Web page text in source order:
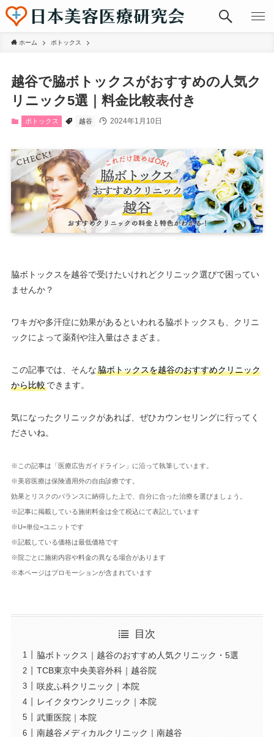
ホーム ボトックス
越谷で脇ボトックスがおすすめの人気ク
リニック5選｜料金比較表付き
ボトックス 越谷 2024年1月10日
脇ボトックスを越谷で受けたいけれどクリニック選びで困ってい
ませんか？
ワキガや多汗症に効果があるといわれる脇ボトックスも、クリニ
ックによって薬剤や注入量はさまざま。
この記事では、そんな脇ボトックスを越谷のおすすめクリニック
から比較できます。
気になったクリニックがあれば、ぜひカウンセリングに行ってく
ださいね。
※この記事は「医療広告ガイドライン」に沿って執筆しています。
※美容医療は保険適用外の自由診療です。
効果とリスクのバランスに納得した上で、自分に合った治療を選びましょう。
※記事に掲載している施術料金は全て税込にて表記しています
※U=単位=ユニットです
※記載している価格は最低価格です
※院ごとに施術内容や料金の異なる場合があります
※本ページはプロモーションが含まれています
目次
脇ボトックス｜越谷のおすすめ人気クリニック・5選
TCB東京中央美容外科｜越谷院
咲皮ふ科クリニック｜本院
レイクタウンクリニック｜本院
武重医院｜本院
南越谷メディカルクリニック｜南越谷